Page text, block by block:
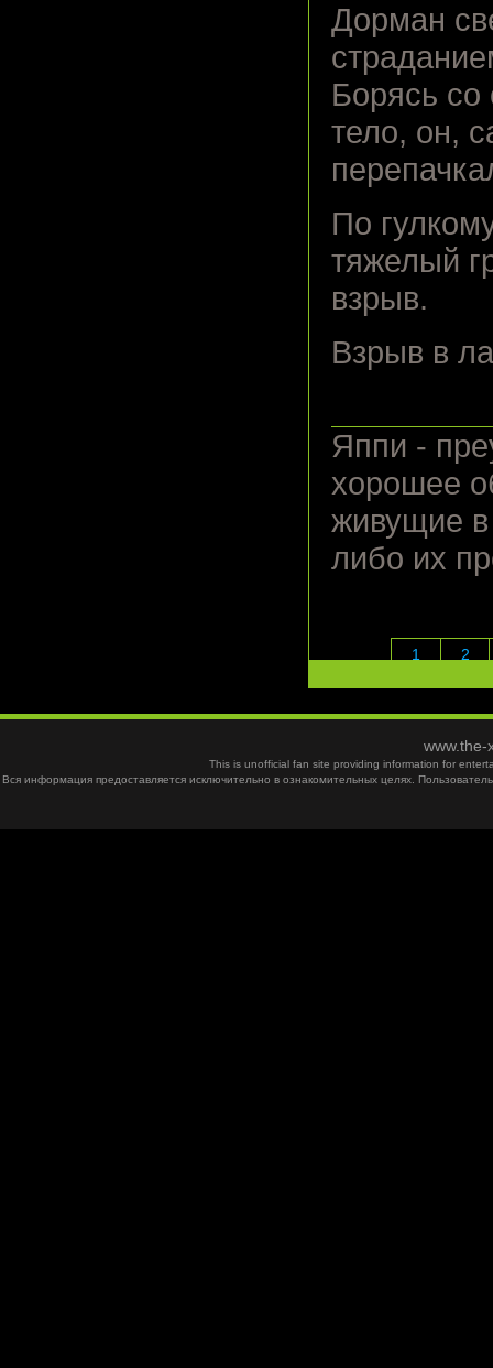
Дорман
Борясь
тело, он,
По
тяжелый
взрыв.
Взрыв в
Яппи -
хорошее
живущие
либо их
1 2
This is unofficial fan site providing information for
Вся информация предоставляется исключительно в ознакомительных целях.